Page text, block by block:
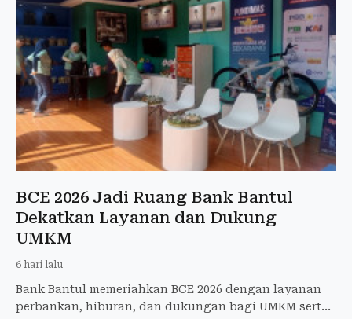
BCE 2026 Jadi Ruang Bank Bantul
Dekatkan Layanan dan Dukung
UMKM
6 hari lalu
Bank Bantul memeriahkan BCE 2026 dengan layanan
perbankan, hiburan, dan dukungan bagi UMKM serta